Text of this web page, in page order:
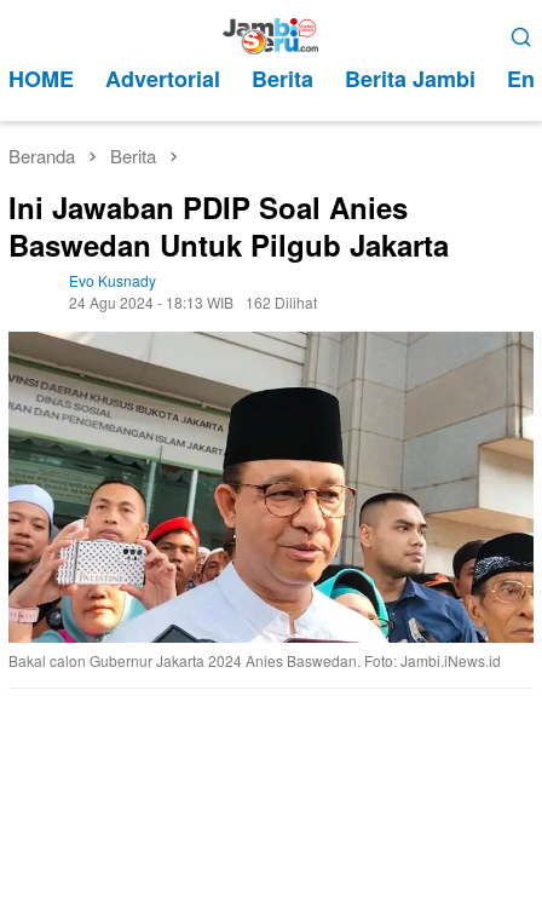
kontenMobile
HOME Advertorial Berita Berita Jambi
Beranda Berita
Ini Jawaban PDIP Soal Anies
Baswedan Untuk Pilgub Jakarta
Evo Kusnady
24 Agu 2024 - 18:13 WIB
162 Dilihat
Bakal calon Gubernur Jakarta 2024 Anies Baswedan. Foto: Jambi.iNews.id